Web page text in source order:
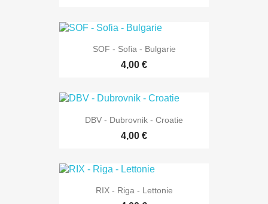
SOF - Sofia - Bulgarie
4,00 €
DBV - Dubrovnik - Croatie
4,00 €
RIX - Riga - Lettonie